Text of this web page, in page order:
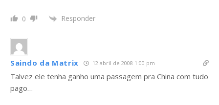
0 Responder
Saindo da Matrix 12 abril de 2008 1:00 pm
Talvez ele tenha ganho uma passagem pra China com tudo
pago…